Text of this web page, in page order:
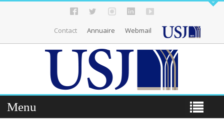
Contact Annuaire Webmail
Menu